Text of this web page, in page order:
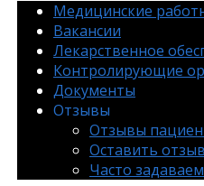
Медицинские
Вакансии
Лекарственное
Контролирующие
Документы
Отзывы
Отзывы
Оставить отзыв
Часто